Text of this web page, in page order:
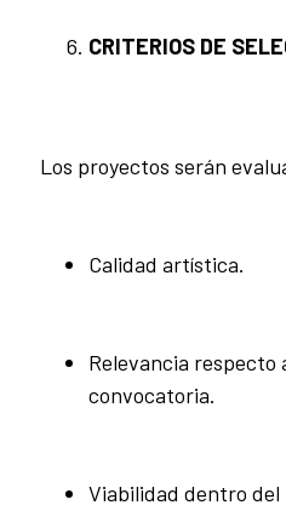
CRITERIOS DE
Los proyectos serán
Calidad artística.
Relevancia respecto
convocatoria.
Viabilidad dentro del